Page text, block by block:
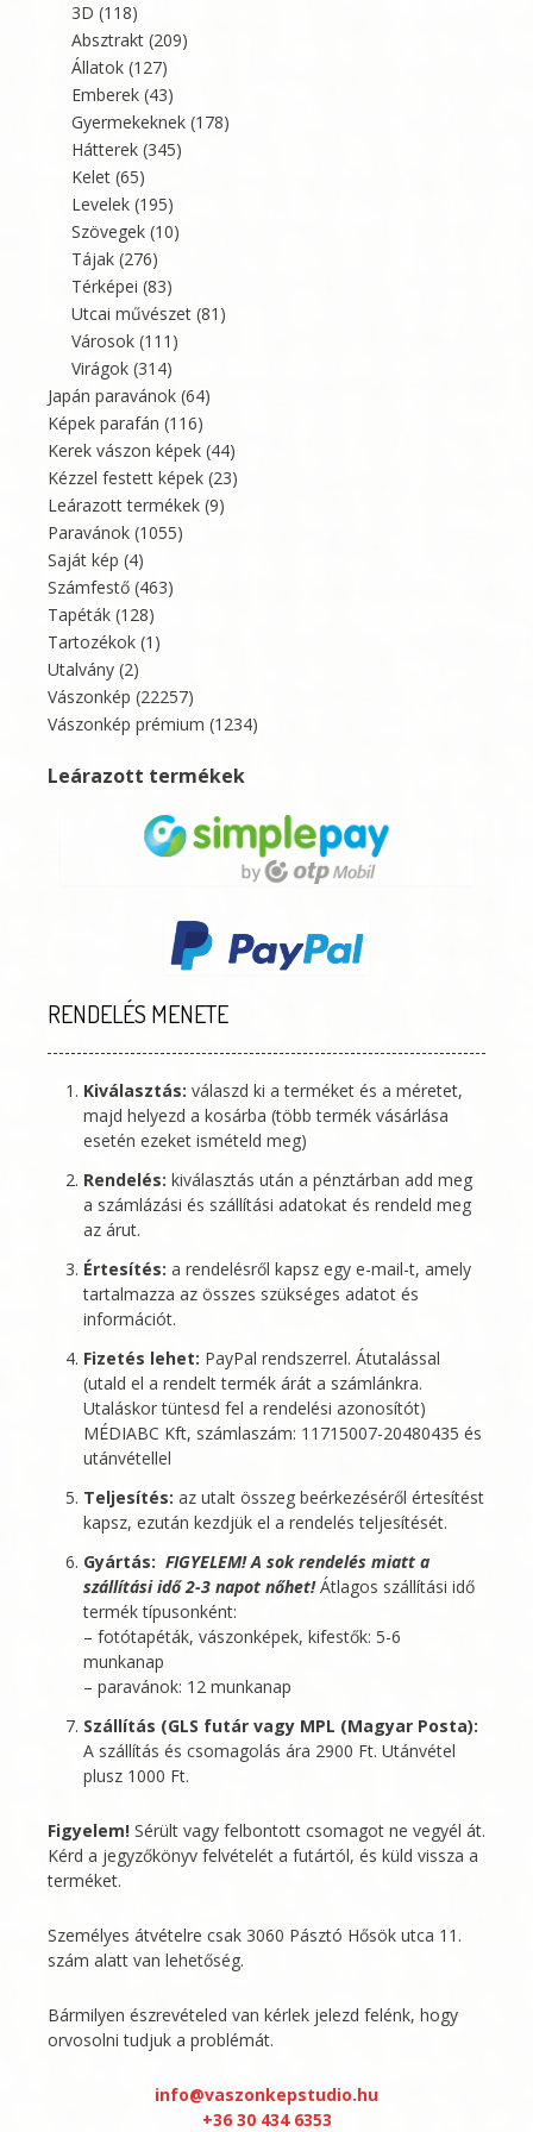
3D (118)
Absztrakt (209)
Állatok (127)
Emberek (43)
Gyermekeknek (178)
Hátterek (345)
Kelet (65)
Levelek (195)
Szövegek (10)
Tájak (276)
Térképei (83)
Utcai művészet (81)
Városok (111)
Virágok (314)
Japán paravánok (64)
Képek parafán (116)
Kerek vászon képek (44)
Kézzel festett képek (23)
Leárazott termékek (9)
Paravánok (1055)
Saját kép (4)
Számfestő (463)
Tapéták (128)
Tartozékok (1)
Utalvány (2)
Vászonkép (22257)
Vászonkép prémium (1234)
Leárazott termékek
RENDELÉS MENETE
Kiválasztás: válaszd ki a terméket és a méretet,
majd helyezd a kosárba (több termék vásárlása
esetén ezeket ismételd meg)
Rendelés: kiválasztás után a pénztárban add meg
a számlázási és szállítási adatokat és rendeld meg
az árut.
Értesítés: a rendelésről kapsz egy e-mail-t, amely
tartalmazza az összes szükséges adatot és
információt.
Fizetés lehet: PayPal rendszerrel. Átutalással
(utald el a rendelt termék árát a számlánkra.
Utaláskor tüntesd fel a rendelési azonosítót)
MÉDIABC Kft, számlaszám: 11715007-20480435 és
utánvétellel
Teljesítés: az utalt összeg beérkezéséről értesítést
kapsz, ezután kezdjük el a rendelés teljesítését.
Gyártás: FIGYELEM! A sok rendelés miatt a
szállítási idő 2-3 napot nőhet!Átlagos szállítási idő
termék típusonként:
– fotótapéták, vászonképek, kifestők: 5-6
munkanap
– paravánok: 12 munkanap
Szállítás (GLS futár vagy MPL (Magyar Posta):
A szállítás és csomagolás ára 2900 Ft. Utánvétel
plusz 1000 Ft.
Figyelem! Sérült vagy felbontott csomagot ne vegyél át.
Kérd a jegyzőkönyv felvételét a futártól, és küld vissza a
terméket.
Személyes átvételre csak 3060 Pásztó Hősök utca 11.
szám alatt van lehetőség.
Bármilyen észrevételed van kérlek jelezd felénk, hogy
orvosolni tudjuk a problémát.
info@vaszonkepstudio.hu
+36 30 434 6353